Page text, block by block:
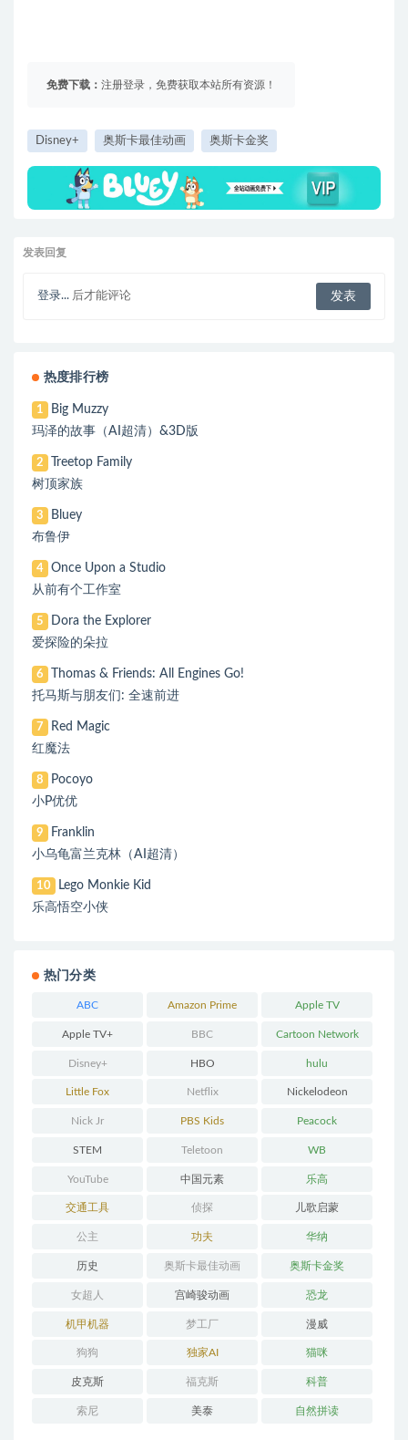
免费下载： 注册登录，免费获取本站所有资源！
Disney+ 奥斯卡最佳动画 奥斯卡金奖
发表回复
登录... 后才能评论
热度排行榜
1
Big Muzzy
玛泽的故事（AI超清）&3D版
2
Treetop Family
树顶家族
3
Bluey
布鲁伊
4
Once Upon a Studio
从前有个工作室
5
Dora the Explorer
爱探险的朵拉
6
Thomas & Friends: All Engines Go!
托马斯与朋友们: 全速前进
7
Red Magic
红魔法
8
Pocoyo
小P优优
9
Franklin
小乌龟富兰克林（AI超清）
10
Lego Monkie Kid
乐高悟空小侠
热门分类
ABC Amazon Prime Apple TV
Apple TV+ BBC Cartoon Network
Disney+ HBO hulu
Little Fox Netflix Nickelodeon
Nick Jr PBS Kids Peacock
STEM Teletoon WB
YouTube 中国元素 乐高
交通工具 侦探 儿歌启蒙
公主 功夫 华纳
历史 奥斯卡最佳动画 奥斯卡金奖
女超人 宫崎骏动画 恐龙
机甲机器 梦工厂 漫威
狗狗 独家AI 猫咪
皮克斯 福克斯 科普
索尼 美泰 自然拼读